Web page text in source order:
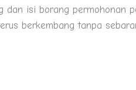
dan isi borang permohonan
berkembang tanpa